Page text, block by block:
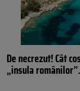
De necrezut! Cât
„insula